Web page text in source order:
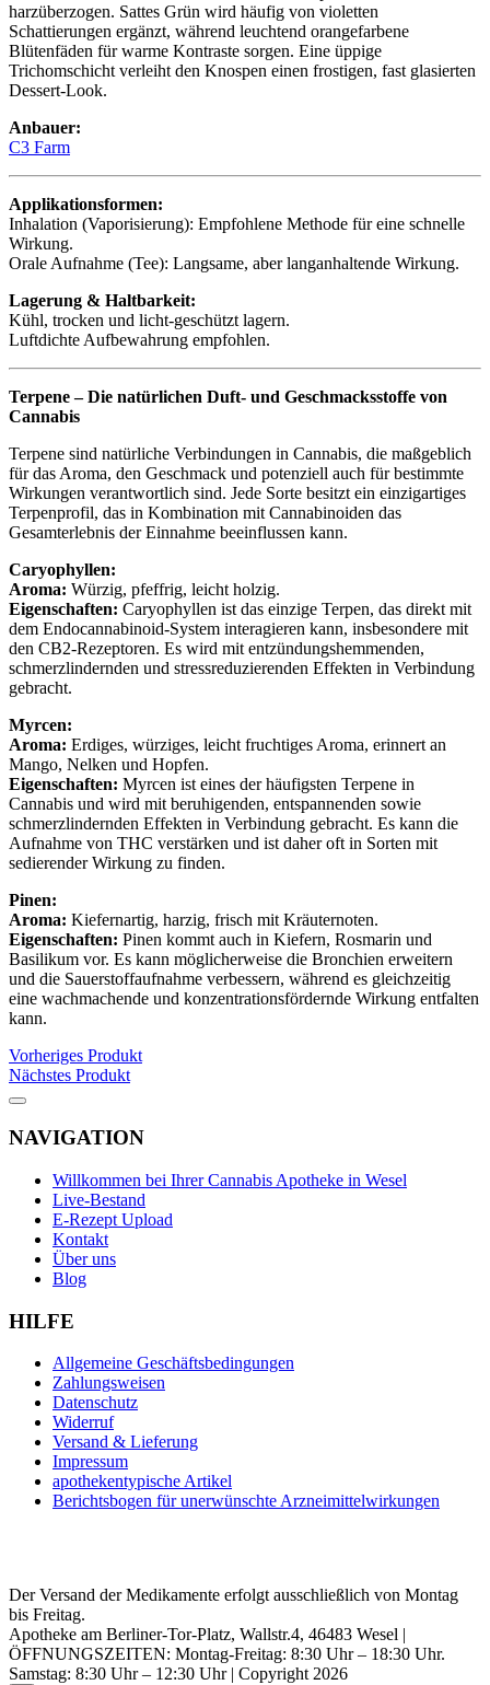
harzüberzogen. Sattes Grün wird häufig von violetten
Schattierungen ergänzt, während leuchtend orangefarbene
Blütenfäden für warme Kontraste sorgen. Eine üppige
Trichomschicht verleiht den Knospen einen frostigen, fast glasierten
Dessert-Look.
Anbauer:
C3 Farm
Applikationsformen:
Inhalation (Vaporisierung): Empfohlene Methode für eine schnelle
Wirkung.
Orale Aufnahme (Tee): Langsame, aber langanhaltende Wirkung.
Lagerung & Haltbarkeit:
Kühl, trocken und licht-geschützt lagern.
Luftdichte Aufbewahrung empfohlen.
Terpene – Die natürlichen Duft- und Geschmacksstoffe von
Cannabis
Terpene sind natürliche Verbindungen in Cannabis, die maßgeblich
für das Aroma, den Geschmack und potenziell auch für bestimmte
Wirkungen verantwortlich sind. Jede Sorte besitzt ein einzigartiges
Terpenprofil, das in Kombination mit Cannabinoiden das
Gesamterlebnis der Einnahme beeinflussen kann.
Caryophyllen:
Aroma: Würzig, pfeffrig, leicht holzig.
Eigenschaften: Caryophyllen ist das einzige Terpen, das direkt mit
dem Endocannabinoid-System interagieren kann, insbesondere mit
den CB2-Rezeptoren. Es wird mit entzündungshemmenden,
schmerzlindernden und stressreduzierenden Effekten in Verbindung
gebracht.
Myrcen:
Aroma: Erdiges, würziges, leicht fruchtiges Aroma, erinnert an
Mango, Nelken und Hopfen.
Eigenschaften: Myrcen ist eines der häufigsten Terpene in
Cannabis und wird mit beruhigenden, entspannenden sowie
schmerzlindernden Effekten in Verbindung gebracht. Es kann die
Aufnahme von THC verstärken und ist daher oft in Sorten mit
sedierender Wirkung zu finden.
Pinen:
Aroma: Kiefernartig, harzig, frisch mit Kräuternoten.
Eigenschaften: Pinen kommt auch in Kiefern, Rosmarin und
Basilikum vor. Es kann möglicherweise die Bronchien erweitern
und die Sauerstoffaufnahme verbessern, während es gleichzeitig
eine wachmachende und konzentrationsfördernde Wirkung entfalten
kann.
Vorheriges Produkt
Nächstes Produkt
NAVIGATION
Willkommen bei Ihrer Cannabis Apotheke in Wesel
Live-Bestand
E-Rezept Upload
Kontakt
Über uns
Blog
HILFE
Allgemeine Geschäftsbedingungen
Zahlungsweisen
Datenschutz
Widerruf
Versand & Lieferung
Impressum
apothekentypische Artikel
Berichtsbogen für unerwünschte Arzneimittelwirkungen
Der Versand der Medikamente erfolgt ausschließlich von Montag
bis Freitag.
Apotheke am Berliner-Tor-Platz, Wallstr.4, 46483 Wesel |
ÖFFNUNGSZEITEN: Montag-Freitag: 8:30 Uhr – 18:30 Uhr.
Samstag: 8:30 Uhr – 12:30 Uhr | Copyright 2026